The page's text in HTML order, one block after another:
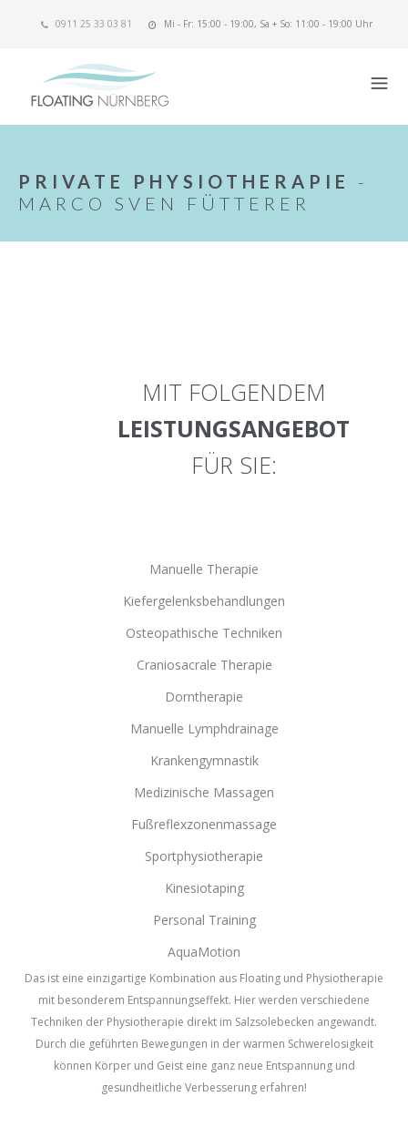
0911 25 33 03 81 Mi - Fr: 15:00 - 19:00, Sa + So: 11:00 - 19:00 Uhr
PRIVATE PHYSIOTHERAPIE
-
MARCO SVEN FÜTTERER
MIT FOLGENDEM
LEISTUNGSANGEBOT
FÜR SIE:
Manuelle Therapie
Kiefergelenksbehandlungen
Osteopathische Techniken
Craniosacrale Therapie
Dorntherapie
Manuelle Lymphdrainage
Krankengymnastik
Medizinische Massagen
Fußreflexzonenmassage
Sportphysiotherapie
Kinesiotaping
Personal Training
AquaMotion
Das ist eine einzigartige Kombination aus Floating und Physiotherapie
mit besonderem Entspannungseffekt. Hier werden verschiedene
Techniken der Physiotherapie direkt im Salzsolebecken angewandt.
Durch die geführten Bewegungen in der warmen Schwerelosigkeit
können Körper und Geist eine ganz neue Entspannung und
gesundheitliche Verbesserung erfahren!